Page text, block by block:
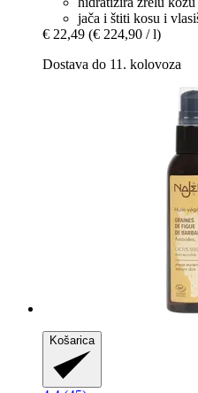
jača i štiti kosu i
€ 22,49 (€ 224,90 / l)
Dostava do 11. kolovoza
Košarica